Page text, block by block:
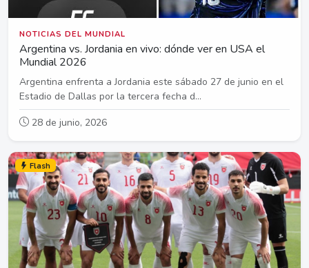
NOTICIAS DEL MUNDIAL
Argentina vs. Jordania en vivo: dónde ver en USA el
Mundial 2026
Argentina enfrenta a Jordania este sábado 27 de junio en el
Estadio de Dallas por la tercera fecha d...
28 de junio, 2026
Flash